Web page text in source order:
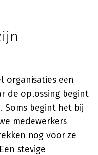
organisaties een
de oplossing begint
Soms begint het bij
medewerkers
nog voor ze
stevige